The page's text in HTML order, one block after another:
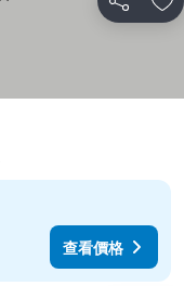
分享 放
查看價格